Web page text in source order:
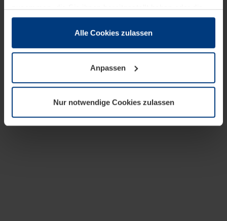
zusammen, die Sie ihnen bereitgestellt haben oder die
sie im Rahmen Ihrer Nutzung der Dienste gesammelt
wenn diese für den Betrieb dieser Seite unbedingt
notwendig sind. Für alle anderen Cookie-Typen benötigen
wir Ihre Erlaubnis. Ihre Einwilligung können Sie jederzeit
Datenschutzerklärungunserer Website ändern oder
widerrufen.
Alle Cookies zulassen
Anpassen
Nur notwendige Cookies zulassen